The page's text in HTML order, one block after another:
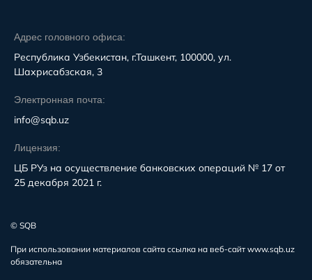
Адрес головного офиса:
Республика Узбекистан, г.Ташкент, 100000, ул.
Шахрисабзская, 3
Электронная почта:
info@sqb.uz
Лицензия:
ЦБ РУз на осуществление банковских операций № 17 от
25 декабря 2021 г.
© SQB
При использовании материалов сайта ссылка на веб-сайт www.sqb.uz
обязательна